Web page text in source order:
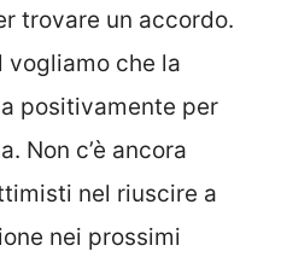
trovare un accordo.
vogliamo che la
positivamente per
Non c’è ancora
nel riuscire a
nei prossimi